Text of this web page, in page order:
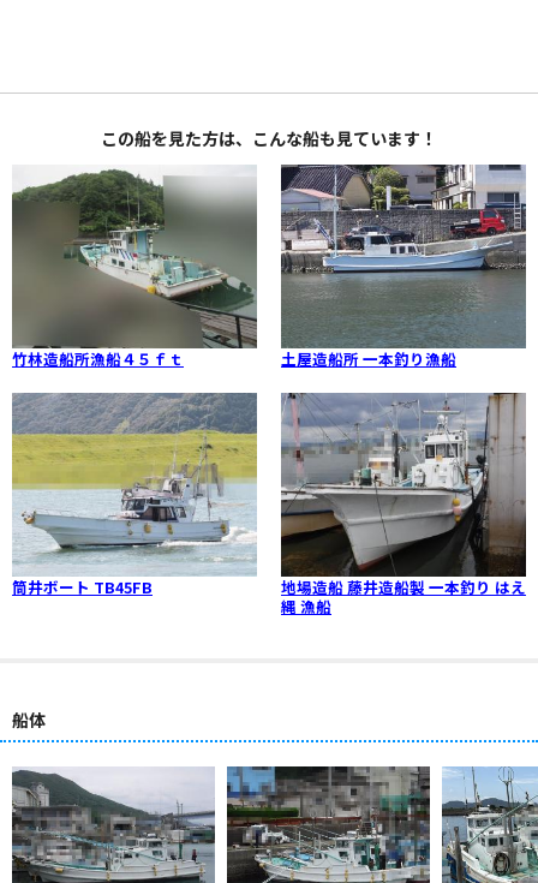
この船を見た方は、こんな船も見ています！
竹林造船所漁船４５ｆｔ 土屋造船所 一本釣り漁船
筒井ボート TB45FB
地場造船 藤井造船製 一本釣り はえ
縄 漁船
船体